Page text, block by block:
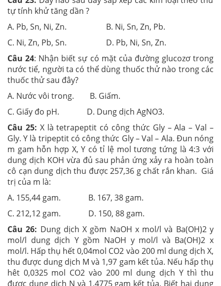
tự tính khử tăng dần ?
A. Pb, Sn, Ni, Zn. B. Ni, Sn, Zn, Pb.
C. Ni, Zn, Pb, Sn. D. Pb, Ni, Sn, Zn.
Câu 24: Nhận biết sự có mặt của đường glucozơ trong
nước tiể, người ta có thể dùng thuốc thử nào trong các
thuốc thử sau đây?
A. Nước vôi trong. B. Giấm.
C. Giấy đo pH. D. Dung dịch AgNO3.
Câu 25: X là tetrapeptit có công thức Gly – Ala – Val –
Gly. Y là tripeptit có công thức Gly – Val – Ala. Đun nóng
m gam hỗn hợp X, Y có tỉ lệ mol tương tứng là 4:3 với
dung dịch KOH vừa đủ sau phản ứng xảy ra hoàn toàn
cô cạn dung dịch thu được 257,36 g chất rắn khan. Giá
trị của m là:
A. 155,44 gam. B. 167, 38 gam.
C. 212,12 gam. D. 150, 88 gam.
Câu 26: Dung dịch X gồm NaOH x mol/l và Ba(OH)2 y
mol/l dung dịch Y gồm NaOH y mol/l và Ba(OH)2 x
mol/l. Hấp thụ hết 0,04mol CO2 vào 200 ml dung dịch X,
thu được dung dịch M và 1,97 gam kết tủa. Nếu hấp thụ
hêt 0,0325 mol CO2 vào 200 ml dung dịch Y thì thu
được dung dịch N và 1,4775 gam kết tủa. Biết hai dung